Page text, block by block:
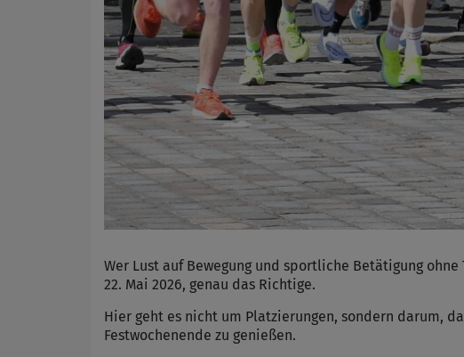
Wer Lust auf Bewegung und sportliche Betätigung
22. Mai 2026, genau das Richtige.
Hier geht es nicht um Platzierungen, sondern darum,
Festwochenende zu genießen.